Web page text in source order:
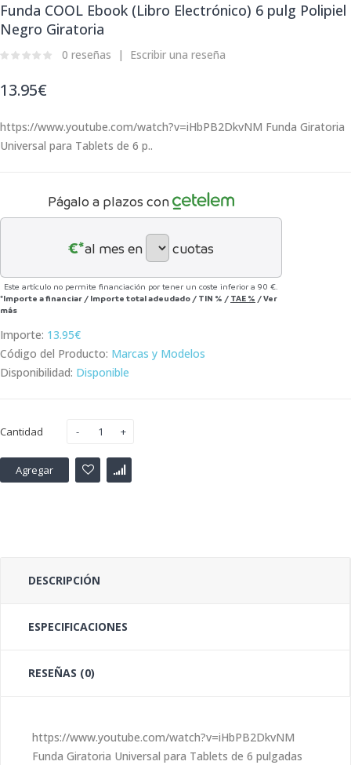
Funda COOL Ebook (Libro Electrónico) 6 pulg Polipiel
Negro Giratoria
0 reseñas Escribir una reseña
13.95€
https://www.youtube.com/watch?v=iHbPB2DkvNM Funda Giratoria
Universal para Tablets de 6 p..
Págalo a plazos con
€*al mes en cuotas
Este artículo no permite financiación por tener un coste inferior a 90 €.
*Importe a financiar / Importe total adeudado / TIN % / TAE % /Ver
más
Importe: 13.95€
Código del Producto: Marcas y Modelos
Disponibilidad: Disponible
Cantidad
Agregar
DESCRIPCIÓN
ESPECIFICACIONES
RESEÑAS (0)
https://www.youtube.com/watch?v=iHbPB2DkvNM
Funda Giratoria Universal para Tablets de 6 pulgadas